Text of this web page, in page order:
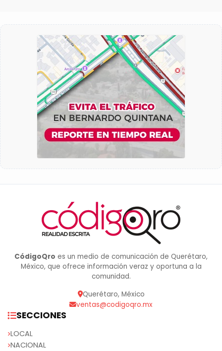
CódigoQro es un medio de comunicación de Querétaro,
México, que ofrece información veraz y oportuna a la
comunidad.
Querétaro, México
ventas@codigoqro.mx
SECCIONES
LOCAL
NACIONAL